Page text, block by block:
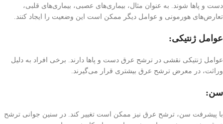
دست و پاها شوند. به عنوان مثال، بیماری‌های عصبی، بیماری‌های قلبی،
تعارض‌های هورمونی و عوامل دیگر ممکن است این وضعیت را ایجاد کنند.
عوامل ژنتیکی:
عوامل ژنتیکی نقشی در ترشح عرق دست و پاها دارند. برخی افراد به دلیل
وراثت، در معرض ترشح عرق بیشتری قرار می‌گیرند.
سن:
با پیشرفت سن، ترشح عرق نیز ممکن است تغییر کند. در سنین جوانی ترشح